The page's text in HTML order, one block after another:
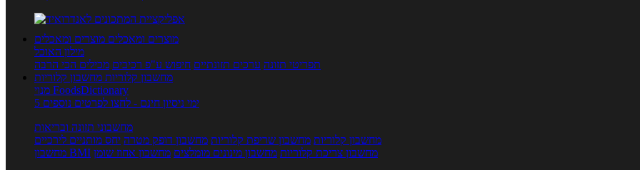
מוצרים ומאכלים מוצרים ומאכלים
מילון האוכל
תפריטי תזונה ערכים תזונתיים חיפוש ע"פ רכיבים מכילים הכי הרבה
מחשבון קלוריות מחשבון קלוריות
מנוי FoodsDictionary
5 ימי ניסיון חינם - לחצו לפרטים נוספים
מחשבוני תזונה ובריאות
מחשבון קלוריות מחשבון שריפת קלוריות מחשבון דופק מטרה יחס מותניים לירכיים
מחשבון BMI
מחשבון צריכת קלוריות מחשבון מינונים מומלצים מחשבון אחוז שומן